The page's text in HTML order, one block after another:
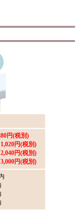
円(税別)
1,020円(税別)
2,040円(税別)
3,000円(税別)